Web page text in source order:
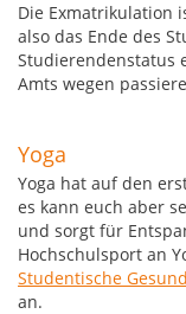
Die Exmatrikulation
also das Ende des
Studierendenstatus
Amts wegen
Yoga
Yoga hat auf den
es kann euch aber
und sorgt für
Hochschulsport an
Studentische
an.